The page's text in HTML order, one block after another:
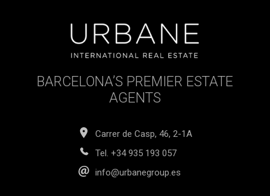
BARCELONA’S PREMIER ESTATE
AGENTS
Carrer de Casp, 46, 2-1A
Tel. +34 935 193 057
info@urbanegroup.es